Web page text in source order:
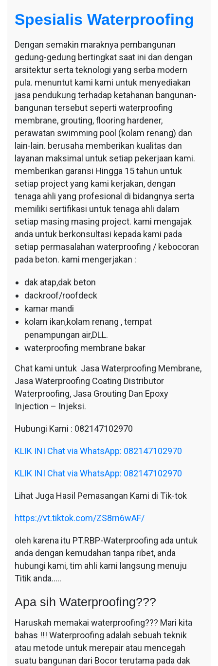
Spesialis Waterproofing
Dengan semakin maraknya pembangunan
gedung-gedung bertingkat saat ini dan dengan
arsitektur serta teknologi yang serba modern
pula. menuntut kami kami untuk menyediakan
jasa pendukung terhadap ketahanan bangunan-
bangunan tersebut seperti waterproofing
membrane, grouting, flooring hardener,
perawatan swimming pool (kolam renang) dan
lain-lain. berusaha memberikan kualitas dan
layanan maksimal untuk setiap pekerjaan kami.
memberikan garansi Hingga 15 tahun untuk
setiap project yang kami kerjakan, dengan
tenaga ahli yang profesional di bidangnya serta
memiliki sertifikasi untuk tenaga ahli dalam
setiap masing masing project. kami mengajak
anda untuk berkonsultasi kepada kami pada
setiap permasalahan waterproofing / kebocoran
pada beton. kami mengerjakan :
dak atap,dak beton
dackroof/roofdeck
kamar mandi
kolam ikan,kolam renang , tempat
penampungan air,DLL.
waterproofing membrane bakar
Chat kami untuk Jasa Waterproofing Membrane,
Jasa Waterproofing Coating Distributor
Waterproofing, Jasa Grouting Dan Epoxy
Injection – Injeksi.
Hubungi Kami : 082147102970
KLIK INI Chat via WhatsApp: 082147102970
KLIK INI Chat via WhatsApp: 082147102970
Lihat Juga Hasil Pemasangan Kami di Tik-tok
https://vt.tiktok.com/ZS8rn6wAF/
oleh karena itu PT.RBP-Waterproofing ada untuk
anda dengan kemudahan tanpa ribet, anda
hubungi kami, tim ahli kami langsung menuju
Titik anda…..
Apa sih Waterproofing???
Haruskah memakai waterproofing??? Mari kita
bahas !!! Waterproofing adalah sebuah teknik
atau metode untuk merepair atau mencegah
suatu bangunan dari Bocor terutama pada dak